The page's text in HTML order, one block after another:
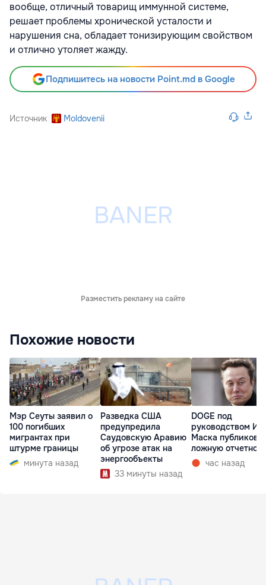
вообще, отличный товарищ иммунной системе,
решает проблемы хронической усталости и
нарушения сна, обладает тонизирующим свойством
и отлично утоляет жажду.
Подпишитесь на новости Point.md в Google
Источник Moldovenii
Разместить рекламу на сайте
Похожие новости
Мэр Сеуты заявил о
100 погибших
мигрантах при
штурме границы
минута назад
Разведка США
предупредила
Саудовскую Аравию
об угрозе атак на
энергообъекты
33 минуты назад
DOGE под
руководством
Маска
ложную
час назад